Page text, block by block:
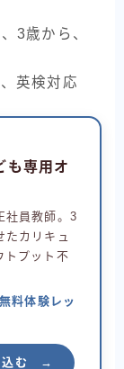
3歳から、
英検対応
も専用オ
社員教師。3
たカリキュ
トプット不
料体験レッ
込む →